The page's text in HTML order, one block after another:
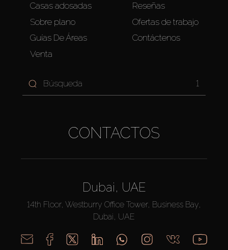
Casas adosadas
Sobre plano
Guías De Áreas
Venta
Reseñas
Ofertas de trabajo
Contáctenos
1
CONTACTOS
Dubai, UAE
14th Floor, Westburry Office Tower, Business Bay,
Dubai, UAE